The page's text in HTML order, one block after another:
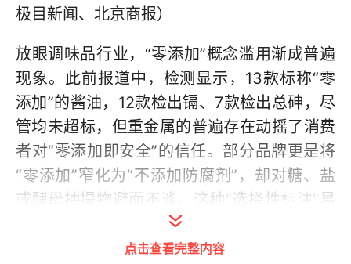
极目新闻、北京商报）
放眼调味品行业，“零添加”概念滥用渐成普遍
现象。此前报道中，检测显示，13款标称“零
添加”的酱油，12款检出镉、7款检出总砷，尽
管均未超标，但重金属的普遍存在动摇了消费
者对“零添加即安全”的信任。部分品牌更是将
“零添加”窄化为“不添加防腐剂”，却对糖、盐
或酵母抽提物避而不谈。这种“选择性标注”易
使消费者陷入认知混乱。
点击查看完整内容